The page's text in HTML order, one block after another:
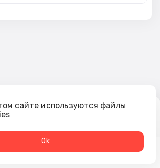
сайте используются файлы
Оk